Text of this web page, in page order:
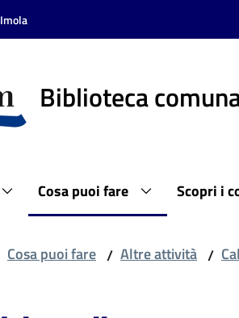
Biblioteca
Cosa puoi fare Scopri i
Cosa puoi fare / Altre attività /